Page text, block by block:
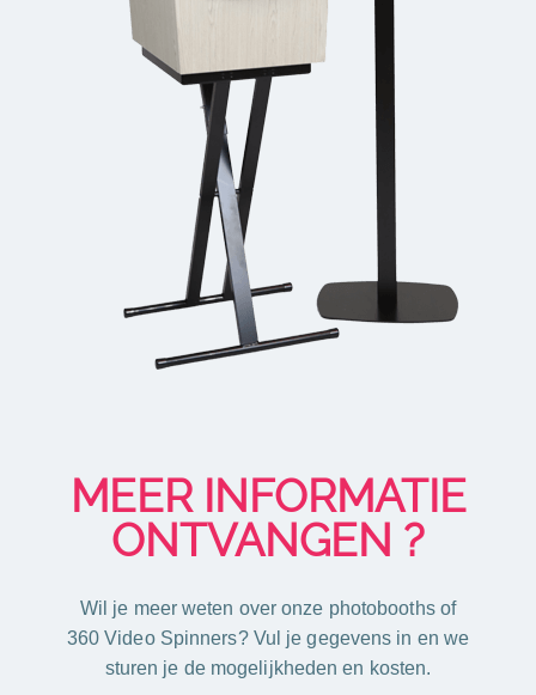
MEER INFORMATIE
ONTVANGEN ?
Wil je meer weten over onze photobooths of
360 Video Spinners? Vul je gegevens in en we
sturen je de mogelijkheden en kosten.